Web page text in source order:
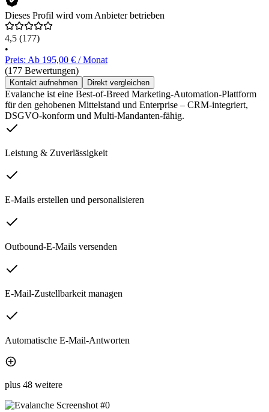
Dieses Profil wird vom Anbieter betrieben
4,5 (177)
•
Preis: Ab 195,00 € / Monat
(177 Bewertungen)
Kontakt aufnehmen Direkt vergleichen
Evalanche ist eine Best-of-Breed Marketing-Automation-Plattform
für den gehobenen Mittelstand und Enterprise – CRM-integriert,
DSGVO-konform und Multi-Mandanten-fähig.
Leistung & Zuverlässigkeit
E-Mails erstellen und personalisieren
Outbound-E-Mails versenden
E-Mail-Zustellbarkeit managen
Automatische E-Mail-Antworten
plus 48 weitere